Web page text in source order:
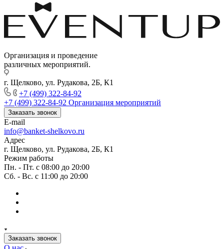
Организация и проведение
различных мероприятий.
г. Щелково, ул. Рудакова, 2Б, К1
+7 (499) 322-84-92
+7 (499) 322-84-92 Организация мероприятий
Заказать звонок
E-mail
info@banket-shelkovo.ru
Адрес
г. Щелково, ул. Рудакова, 2Б, К1
Режим работы
Пн. - Пт. с 08:00 до 20:00
Сб. - Вс. с 11:00 до 20:00
Заказать звонок